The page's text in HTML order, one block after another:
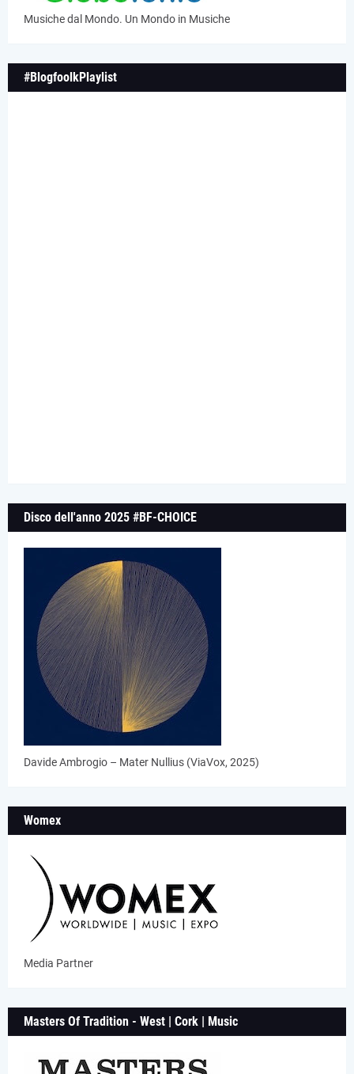
Musiche dal Mondo. Un Mondo in Musiche
#BlogfoolkPlaylist
Disco dell'anno 2025 #BF-CHOICE
Davide Ambrogio – Mater Nullius (ViaVox, 2025)
Womex
Media Partner
Masters Of Tradition - West | Cork | Music